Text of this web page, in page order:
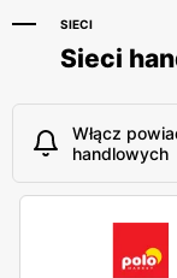
SIECI
Sieci
Włącz
handlowych